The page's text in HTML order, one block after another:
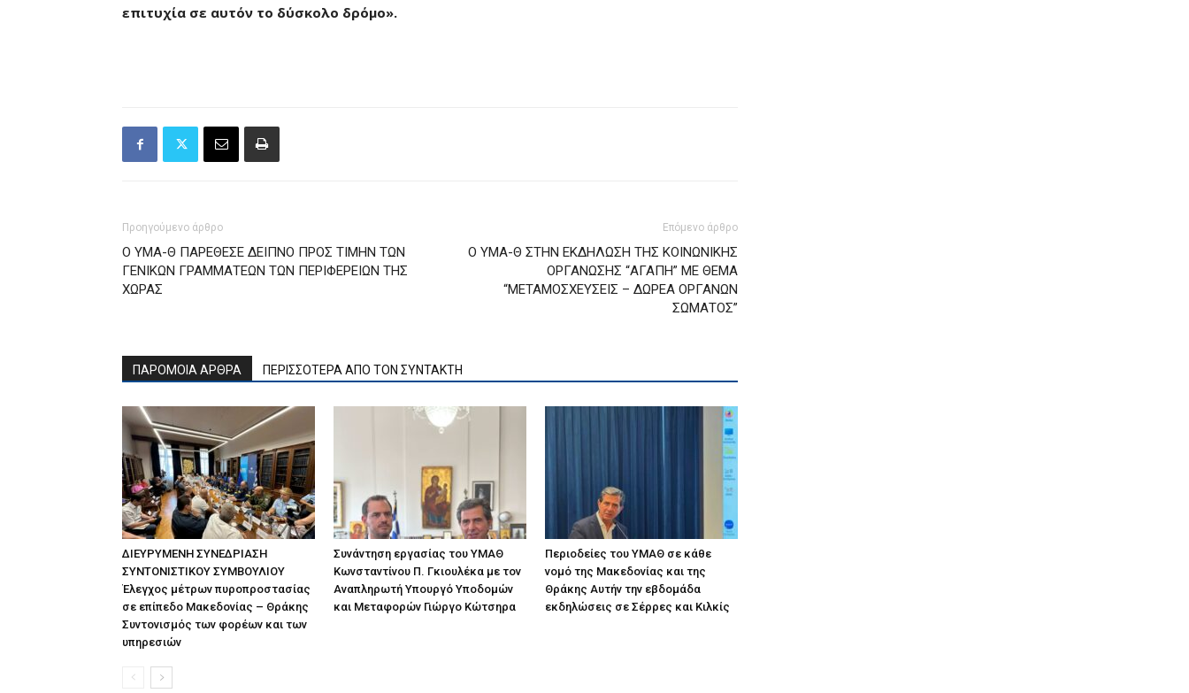
επιτυχία σε αυτόν το δύσκολο δρόμο».
Προηγούμενο άρθρο
Ο ΥΜΑ-Θ ΠΑΡΕΘΕΣΕ ΔΕΙΠΝΟ ΠΡΟΣ ΤΙΜΗΝ ΤΩΝ
ΓΕΝΙΚΩΝ ΓΡΑΜΜΑΤΕΩΝ ΤΩΝ ΠΕΡΙΦΕΡΕΙΩΝ ΤΗΣ
ΧΩΡΑΣ
Επόμενο άρθρο
Ο ΥΜΑ-Θ ΣΤΗΝ ΕΚΔΗΛΩΣΗ ΤΗΣ ΚΟΙΝΩΝΙΚΗΣ
ΟΡΓΑΝΩΣΗΣ “ΑΓΑΠΗ” ΜΕ ΘΕΜΑ
“ΜΕΤΑΜΟΣΧΕΥΣΕΙΣ – ΔΩΡΕΑ ΟΡΓΑΝΩΝ
ΣΩΜΑΤΟΣ”
ΠΑΡΟΜΟΙΑ ΑΡΘΡΑ ΠΕΡΙΣΣΟΤΕΡΑ ΑΠΟ ΤΟΝ ΣΥΝΤΑΚΤΗ
ΔΙΕΥΡΥΜΕΝΗ ΣΥΝΕΔΡΙΑΣΗ
ΣΥΝΤΟΝΙΣΤΙΚΟΥ ΣΥΜΒΟΥΛΙΟΥ
Έλεγχος μέτρων πυροπροστασίας
σε επίπεδο Μακεδονίας – Θράκης
Συντονισμός των φορέων και των
υπηρεσιών
Συνάντηση εργασίας του ΥΜΑΘ
Κωνσταντίνου Π. Γκιουλέκα με τον
Αναπληρωτή Υπουργό Υποδομών
και Μεταφορών Γιώργο Κώτσηρα
Περιοδείες του ΥΜΑΘ σε κάθε
νομό της Μακεδονίας και της
Θράκης Αυτήν την εβδομάδα
εκδηλώσεις σε Σέρρες και Κιλκίς